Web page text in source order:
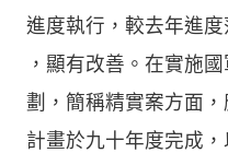
進度執行，較去年進
，顯有改善。在實施
劃，簡稱精實案方面
計畫於九十年度完成